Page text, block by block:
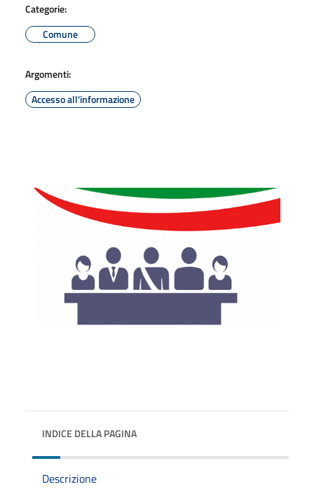
Categorie:
Comune
Argomenti:
Accesso all'informazione
INDICE DELLA PAGINA
Descrizione